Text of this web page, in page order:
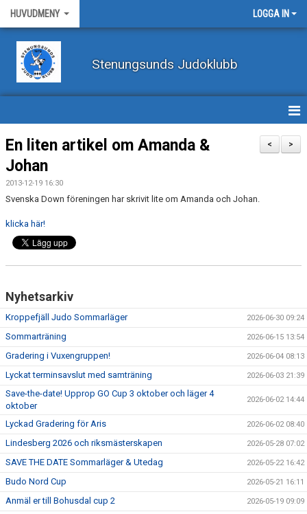
HUVUDMENY LOGGA IN
Stenungsunds Judoklubb
HEM
FÖRBUNDSNYHETER
BILDER
BÖRJA TRÄNA JUDO
>
<
En liten artikel om Amanda &
Johan
2013-12-19 16:30
Svenska Down föreningen har skrivit lite om Amanda och Johan.
klicka här!
Nyhetsarkiv
Kroppefjäll Judo Sommarläger 2026-06-30 09:24
Sommarträning 2026-06-15 13:54
Gradering i Vuxengruppen! 2026-06-04 08:13
Lyckat terminsavslut med samträning 2026-06-03 21:39
Save-the-date! Upprop GO Cup 3 oktober och läger 4
oktober
2026-06-02 14:44
Lyckad Gradering för Aris 2026-06-02 08:40
Lindesberg 2026 och riksmästerskapen 2026-05-28 07:02
SAVE THE DATE Sommarläger & Utedag 2026-05-22 16:42
Budo Nord Cup 2026-05-21 16:11
Anmäl er till Bohusdal cup 2 2026-05-19 09:09